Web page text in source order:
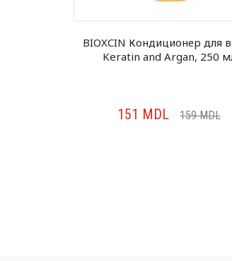
BIOXCIN Кондиционер для
Keratin and Argan, 250
151 MDL 159MDL